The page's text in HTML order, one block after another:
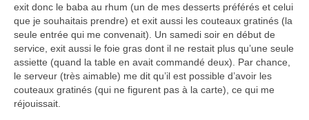
exit donc le baba au rhum (un de mes desserts préférés et celui
que je souhaitais prendre) et exit aussi les couteaux gratinés (la
seule entrée qui me convenait). Un samedi soir en début de
service, exit aussi le foie gras dont il ne restait plus qu’une seule
assiette (quand la table en avait commandé deux). Par chance,
le serveur (très aimable) me dit qu’il est possible d’avoir les
couteaux gratinés (qui ne figurent pas à la carte), ce qui me
réjouissait.